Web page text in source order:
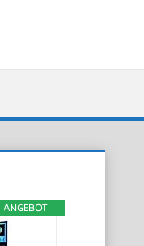
ANGEBOT